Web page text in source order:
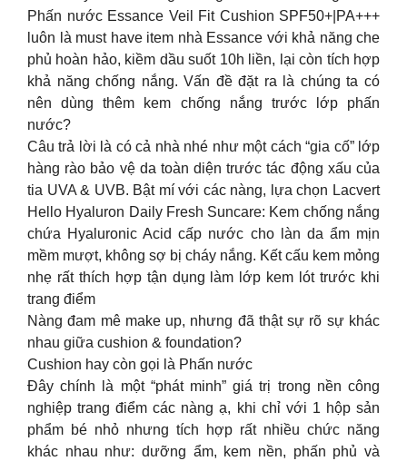
Phấn nước Essance Veil Fit Cushion SPF50+|PA+++
luôn là must have item nhà Essance với khả năng che
phủ hoàn hảo, kiềm dầu suốt 10h liền, lại còn tích hợp
khả năng chống nắng. Vấn đề đặt ra là chúng ta có
nên dùng thêm kem chống nắng trước lớp phấn
nước?
Câu trả lời là có cả nhà nhé như một cách “gia cố” lớp
hàng rào bảo vệ da toàn diện trước tác động xấu của
tia UVA & UVB. Bật mí với các nàng, lựa chọn Lacvert
Hello Hyaluron Daily Fresh Suncare: Kem chống nắng
chứa Hyaluronic Acid cấp nước cho làn da ẩm mịn
mềm mượt, không sợ bị cháy nắng. Kết cấu kem mỏng
nhẹ rất thích hợp tận dụng làm lớp kem lót trước khi
trang điểm
Nàng đam mê make up, nhưng đã thật sự rõ sự khác
nhau giữa cushion & foundation?
Cushion hay còn gọi là Phấn nước
Đây chính là một “phát minh” giá trị trong nền công
nghiệp trang điểm các nàng ạ, khi chỉ với 1 hộp sản
phẩm bé nhỏ nhưng tích hợp rất nhiều chức năng
khác nhau như: dưỡng ẩm, kem nền, phấn phủ và